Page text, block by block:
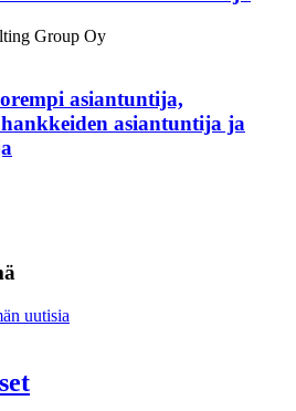
Group Oy
asiantuntija,
asiantuntija ja
uutisia